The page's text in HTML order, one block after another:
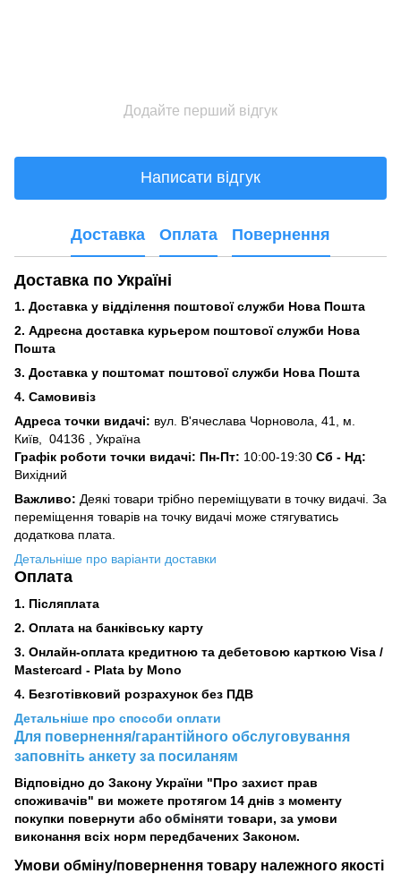
Додайте перший відгук
Написати відгук
Доставка Оплата Повернення
Доставка по Україні
1. Доставка у відділення поштової служби Нова Пошта
2. Адресна доставка курьером поштової служби Нова
Пошта
3. Доставка у поштомат поштової служби Нова Пошта
4. Самовивіз
Адреса точки видачі: вул. В'ячеслава Чорновола, 41, м.
Київ,
04136 , Україна
Графік роботи точки видачі: Пн-Пт: 10:00-19:30 Сб - Нд:
Вихідний
Важливо: Деякі товари трібно переміщувати в точку видачі. За
переміщення товарів на точку видачі може стягуватись
додаткова плата.
Детальніше про варіанти доставки
Оплата
1. Післяплата
2. Оплата на банківську карту
3. Онлайн-оплата кредитною та дебетовою карткою Visa /
Mastercard - Plata by Mono
4. Безготівковий розрахунок без ПДВ
Детальніше про способи оплати
Для повернення/гарантійного обслуговування
заповніть анкету за посиланям
Відповідно до Закону України "Про захист прав
споживачів" ви можете протягом 14 днів з моменту
покупки повернути або обміняти товари, за умови
виконання всіх норм передбачених Законом.
Умови обміну/повернення товару належного якості